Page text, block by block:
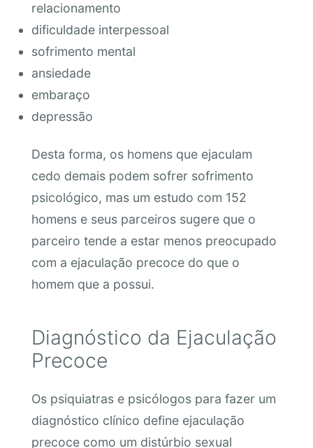
relacionamento
dificuldade interpessoal
sofrimento mental
ansiedade
embaraço
depressão
Desta forma, os homens que ejaculam
cedo demais podem sofrer sofrimento
psicológico, mas um estudo com 152
homens e seus parceiros sugere que o
parceiro tende a estar menos preocupado
com a ejaculação precoce do que o
homem que a possui.
Diagnóstico da Ejaculação
Precoce
Os psiquiatras e psicólogos para fazer um
diagnóstico clínico define ejaculação
precoce como um distúrbio sexual